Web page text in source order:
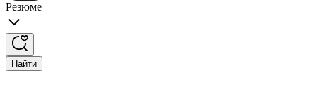
Резюме
Найти